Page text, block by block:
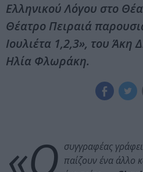
Ελληνικού Λόγου στο
Θέατρο Πειραιά
Ιουλιέτα 1,2,3», του Άκη
Ηλία Φλωράκη.
«Ο συγγραφέας
παίζουν ένα άλλο